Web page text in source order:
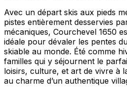
Avec un départ skis aux pieds
pistes entièrement desservies
mécaniques, Courchevel 1650
idéale pour dévaler les pentes
skiable au monde. Été comme
familles qui y séjournent le
loisirs, culture, et art de vivre à
au charme d’un authentique